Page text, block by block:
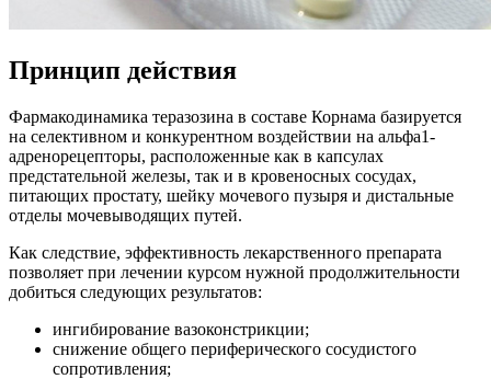
Принцип действия
Фармакодинамика теразозина в составе Корнама базируется
на селективном и конкурентном воздействии на альфа1-
адренорецепторы, расположенные как в капсулах
предстательной железы, так и в кровеносных сосудах,
питающих простату, шейку мочевого пузыря и дистальные
отделы мочевыводящих путей.
Как следствие, эффективность лекарственного препарата
позволяет при лечении курсом нужной продолжительности
добиться следующих результатов:
ингибирование вазоконстрикции;
снижение общего периферического сосудистого
сопротивления;